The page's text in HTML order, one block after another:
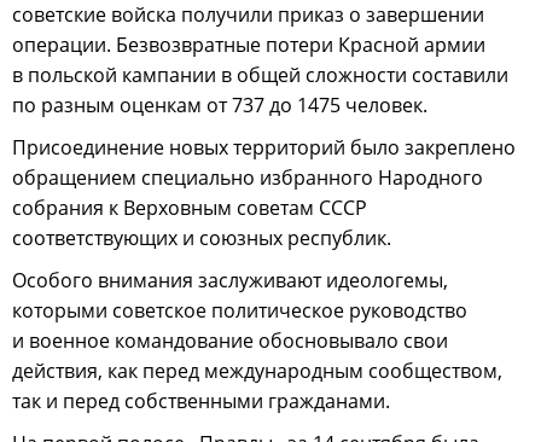
советские войска получили приказ о завершении
операции. Безвозвратные потери Красной армии
в польской кампании в общей сложности составили
по разным оценкам от 737 до 1475 человек.
Присоединение новых территорий было закреплено
обращением специально избранного Народного
собрания к Верховным советам СССР
соответствующих и союзных республик.
Особого внимания заслуживают идеологемы,
которыми советское политическое руководство
и военное командование обосновывало свои
действия, как перед международным сообществом,
так и перед собственными гражданами.